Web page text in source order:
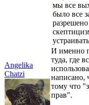
Angelika
Chatzi
мы все
было все
И именно
туда, где
написано,
тому что
прав".